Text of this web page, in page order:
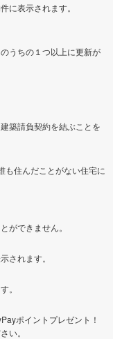
に表示されます。
うちの１つ以上に更新が
築請負契約を結ぶことを
も住んだことがない住宅に
ができません。
されます。
。
ポイントプレゼント！
い。